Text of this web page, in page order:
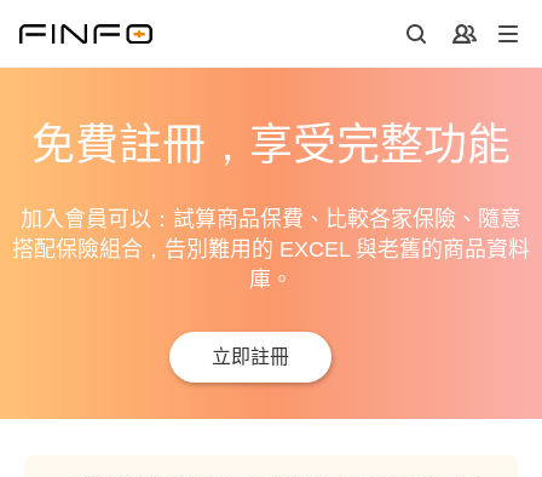
免費註冊，享受完整功能
加入會員可以：試算商品保費、比較各家保險、隨意
搭配保險組合，告別難用的 EXCEL 與老舊的商品資料
庫。
立即註冊